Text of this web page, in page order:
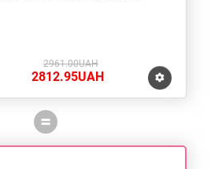
2961.00UAH
2812.95UAH
=